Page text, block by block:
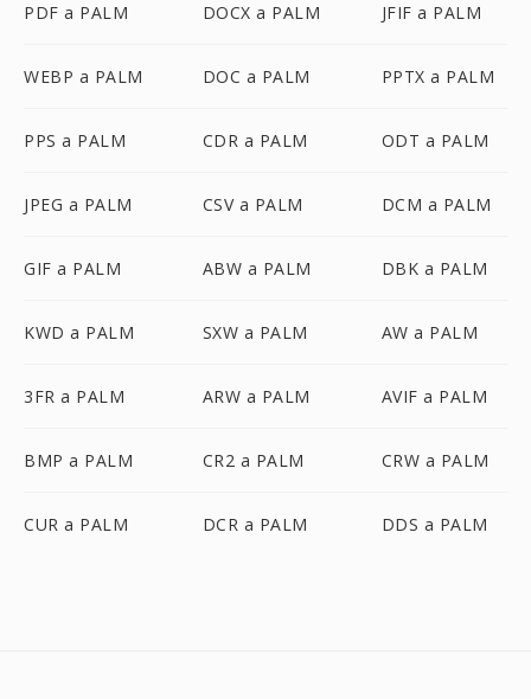
PDF a PALM DOCX a PALM JFIF a PALM
WEBP a PALM DOC a PALM PPTX a PALM
PPS a PALM CDR a PALM ODT a PALM
JPEG a PALM CSV a PALM DCM a PALM
GIF a PALM ABW a PALM DBK a PALM
KWD a PALM SXW a PALM AW a PALM
3FR a PALM ARW a PALM AVIF a PALM
BMP a PALM CR2 a PALM CRW a PALM
CUR a PALM DCR a PALM DDS a PALM